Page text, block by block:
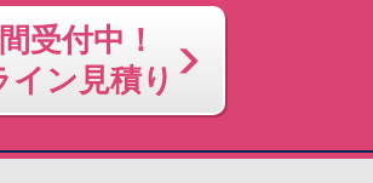
受付中！
イン見積り